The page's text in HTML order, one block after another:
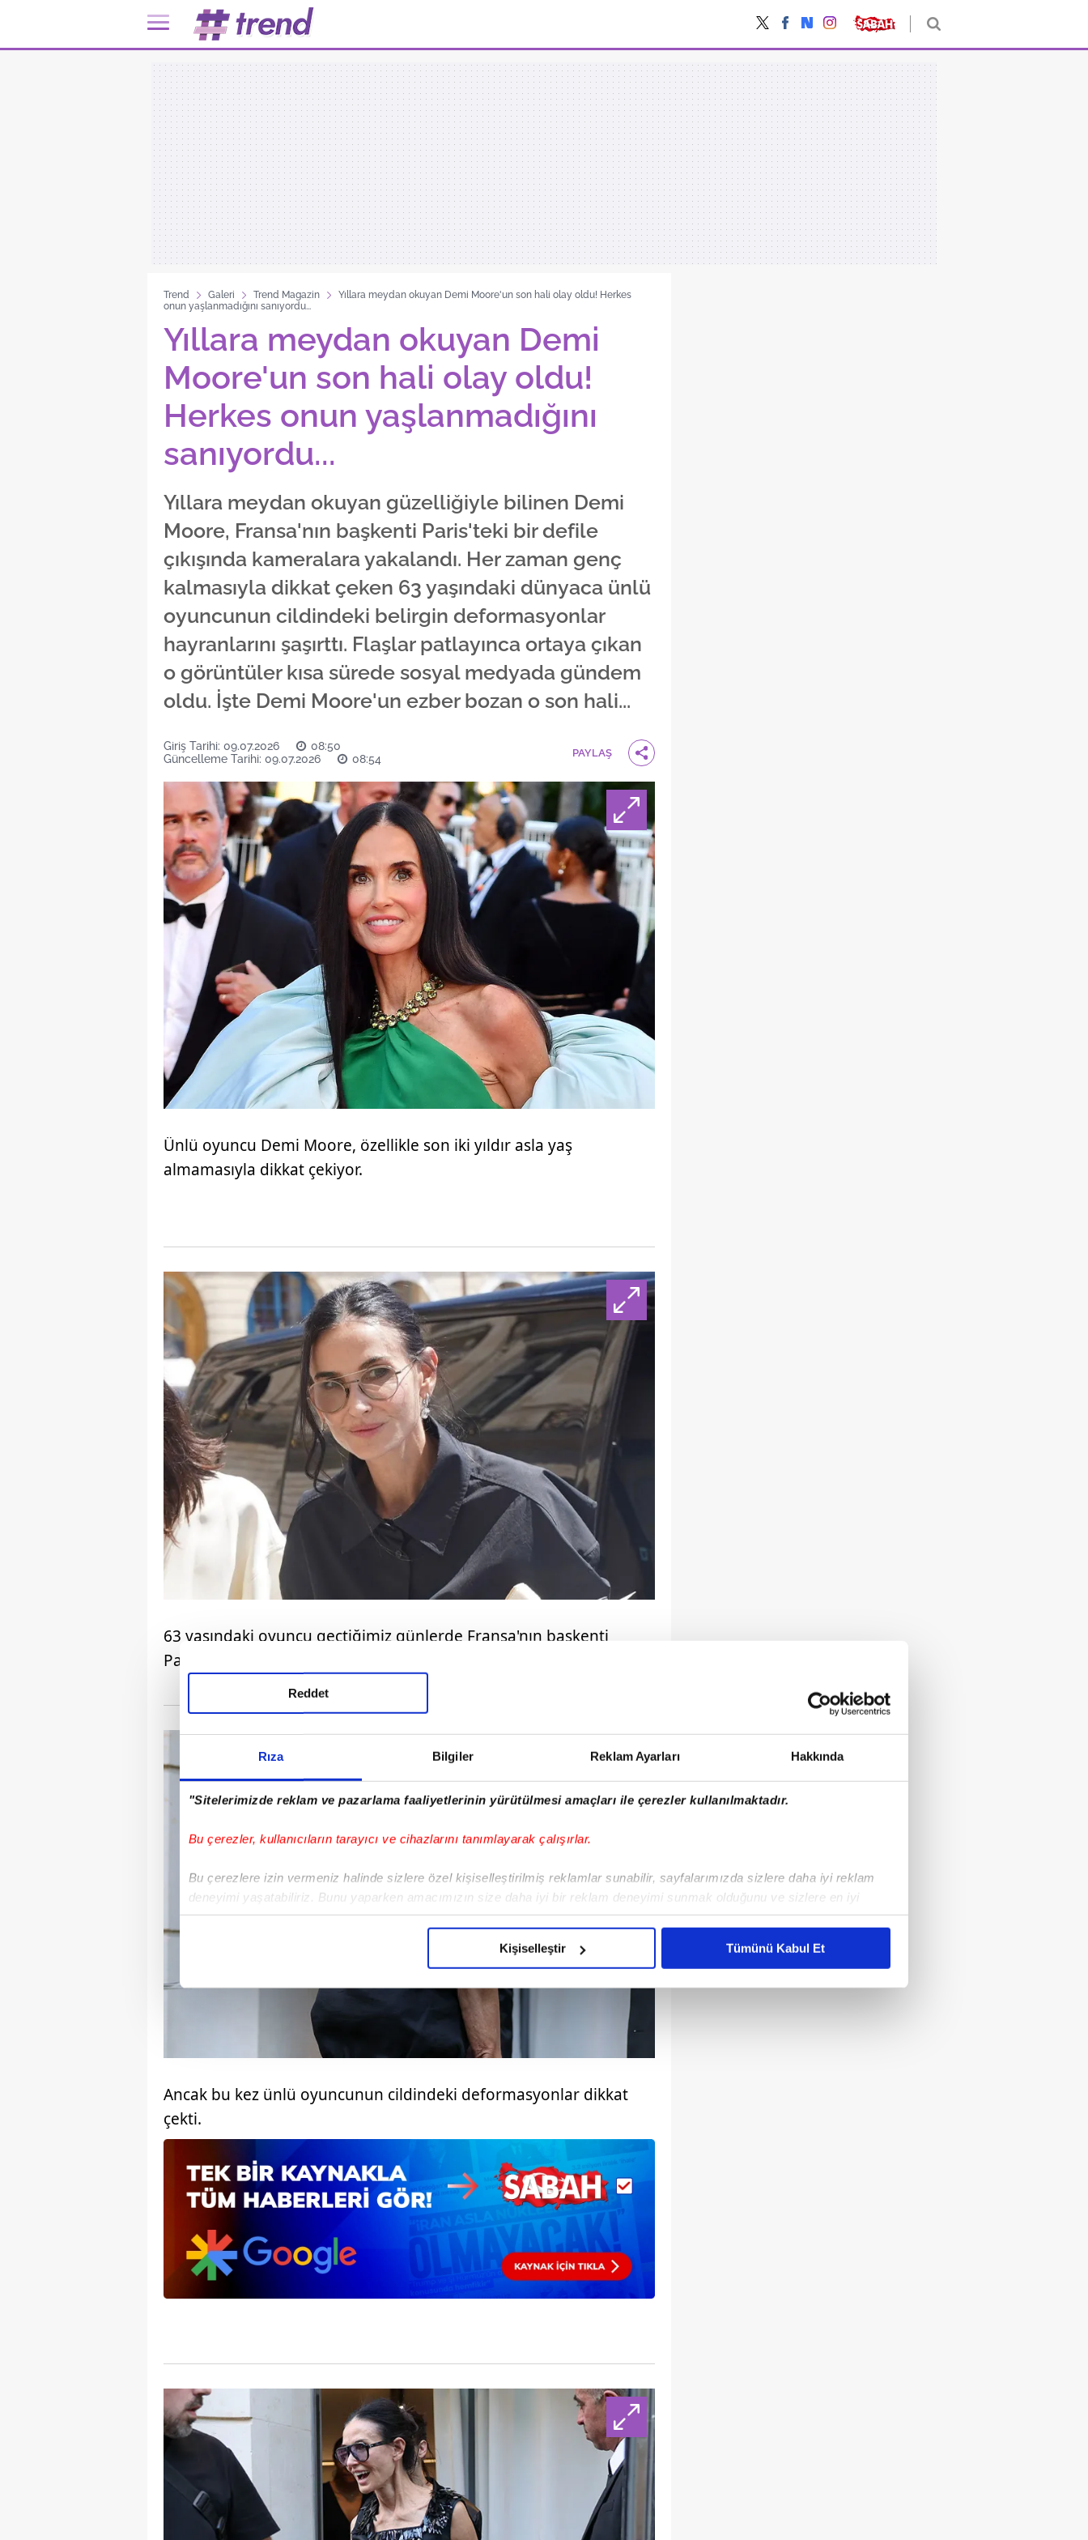
Rıza Bilgiler Reklam Ayarları Hakkında
"Sitelerimizde reklam ve pazarlama faaliyetlerinin yürütülmesi amaçları ile çerezler kullanılmaktadır.
Bu çerezler, kullanıcıların tarayıcı ve cihazlarını tanımlayarak çalışırlar.
Bu çerezlere izin vermeniz halinde sizlere özel kişiselleştirilmiş reklamlar sunabilir, sayfalarımızda sizlere daha iyi reklam
deneyimi yaşatabiliriz. Bunu yaparken amacımızın size daha iyi bir reklam deneyimi sunmak olduğunu ve sizlere en iyi
içerikleri sunabilmek adına elimizden gelen çabayı gösterdiğimizi ve bu noktada, reklamların maliyetlerimizi karşılamak
Sizlere daha iyi bir hizmet sunabilmek için İnternet Sitemizde kendimize ve üçüncü kişilere ait çerezler kullanılmaktadır. Bu
çerezler vasıtasıyla çeşitli kişisel verileriniz işlenmekte olup gerekli olan çerezler bilgi toplumu hizmetlerinin sunulması
amacıyla kullanılmaktadır. Diğer çerezler, sitemizin daha işlevsel kılınması ve kişiselleştirilmesi ve sizlere yönelik
Çerezlere ilişkin tercihlerinizi aşağıda yer alan panel vasıtasıyla belirleyebilirsiniz. Çerezlere ilişkin detaylı bilgi için Ayarlar
6698 sayılı Kişisel Verilerin Korunması Kanunu uyarınca hazırlanmış Aydınlatma Metnimizi okumak ve sitemizde ilgili
mevzuata uygun olarak kullanılan çerezlerle ilgili bilgi almak için lütfentıklayınız
Reddet
Kişiselleştir Tümünü Kabul Et
Trend Galeri Trend Magazin
Yıllara meydan okuyan Demi Moore'un son hali olay oldu! Herkes
onun yaşlanmadığını sanıyordu...
Yıllara meydan okuyan Demi
Moore'un son hali olay oldu!
Herkes onun yaşlanmadığını
sanıyordu...
Yıllara meydan okuyan güzelliğiyle bilinen Demi
Moore, Fransa'nın başkenti Paris'teki bir defile
çıkışında kameralara yakalandı. Her zaman genç
kalmasıyla dikkat çeken 63 yaşındaki dünyaca ünlü
oyuncunun cildindeki belirgin deformasyonlar
hayranlarını şaşırttı. Flaşlar patlayınca ortaya çıkan
o görüntüler kısa sürede sosyal medyada gündem
oldu. İşte Demi Moore'un ezber bozan o son hali...
Giriş Tarihi: 09.07.2026
08:50
Güncelleme Tarihi: 09.07.2026
08:54 PAYLAŞ
Ünlü oyuncu Demi Moore, özellikle son iki yıldır asla yaş
almamasıyla dikkat çekiyor.
63 yaşındaki oyuncu geçtiğimiz günlerde Fransa'nın başkenti
Paris'te ünlü bir markanın defilesinden çıkarken görüntülendi.
Ancak bu kez ünlü oyuncunun cildindeki deformasyonlar dikkat
çekti.